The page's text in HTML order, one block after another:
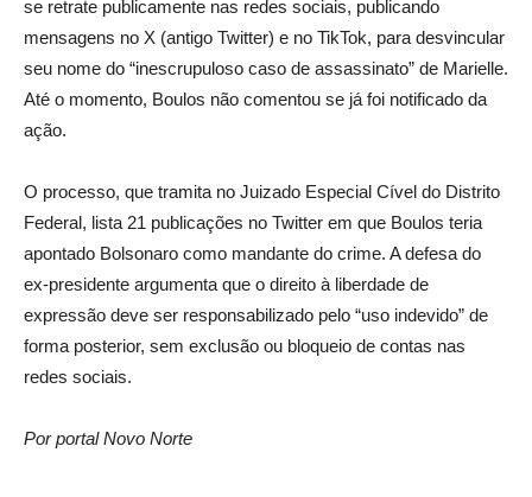
se retrate publicamente nas redes sociais, publicando
mensagens no X (antigo Twitter) e no TikTok, para desvincular
seu nome do “inescrupuloso caso de assassinato” de Marielle.
Até o momento, Boulos não comentou se já foi notificado da
ação.
O processo, que tramita no Juizado Especial Cível do Distrito
Federal, lista 21 publicações no Twitter em que Boulos teria
apontado Bolsonaro como mandante do crime. A defesa do
ex-presidente argumenta que o direito à liberdade de
expressão deve ser responsabilizado pelo “uso indevido” de
forma posterior, sem exclusão ou bloqueio de contas nas
redes sociais.
Por portal Novo Norte